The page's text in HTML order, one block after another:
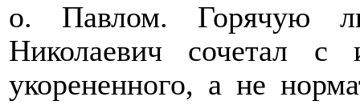
о. Павлом. Горячую
Николаевич сочетал с
укорененного, а не